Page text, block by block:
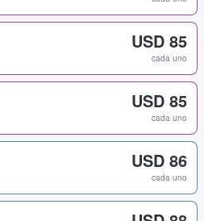
USD 85
cada uno
USD 85
cada uno
USD 86
cada uno